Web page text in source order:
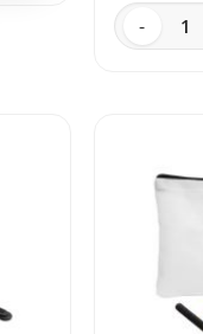
-